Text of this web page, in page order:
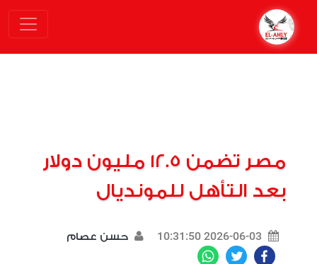
مصر تضمن 12.5 مليون دولار
بعد التأهل للمونديال
2026-06-03 10:31:50 حسن عصام
Facebook
Twitter